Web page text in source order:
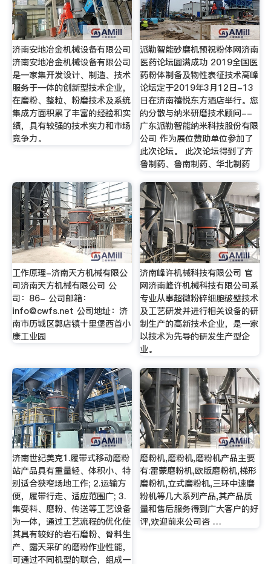
济南安地冶金机械设备有限公司
济南安地冶金机械设备有限公司
是一家集开发设计、制造、技术
服务于一体的创新型技术企业，
在磨粉、整粒、粉磨技术及系统
集成方面积累了丰富的经验和实
绩，具有较强的技术实力和市场
竞争力。
派勒智能砂磨机预祝粉体网济南
医药论坛圆满成功 2019全国医
药粉体制备及物性表征技术高峰
论坛定于2019年3月12日-13
日在济南禧悦东方酒店举行。您
的分散与纳米研磨技术顾问--
广东派勒智能纳米科技股份有限
公司 作为展位赞助单位参加了
此次论坛。 此次论坛得到了齐
鲁制药、鲁南制药、华北制药
工作原理-济南天方机械有限公
司济南天方机械有限公司 公
司：86- 公司邮箱：
info@cwfs.net 公司地址：济
南市历城区郭店镇十里堡西首小
康工业园
济南峰许机械科技有限公司 官
网济南峰许机械科技有限公司系
专业从事超微粉碎细胞破壁技术
及工艺研发并进行相关设备的研
制生产的高新技术企业，是一家
以技术为先导的研发生产型企
业。
济南世纪美克1.履带式移动磨粉
站产品具有重量轻、体积小、特
别适合狭窄场地工作; 2.运输方
便，履带行走、适应范围广; 3.
集受料、磨粉、传送等工艺设备
为一体，通过工艺流程的优化使
其具有较好的岩石磨粉、骨料生
产、露天采矿的磨粉作业性能，
可通过不同机型的联合，组成一
磨粉机,磨粉机,磨粉机产品主要
有:雷蒙磨粉机,欧版磨粉机,梯形
磨粉机,立式磨粉机,三环中速磨
粉机等几大系列产品,其产品质
量和售后服务得到广大客户的好
评,欢迎前来公司咨 …